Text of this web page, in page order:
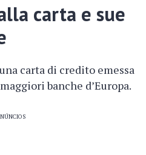
carta e sue
carta di credito emessa
banche d’Europa.